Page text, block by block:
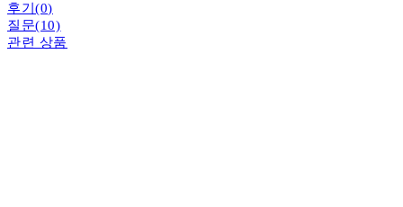
후기(0)
질문(10)
관련 상품